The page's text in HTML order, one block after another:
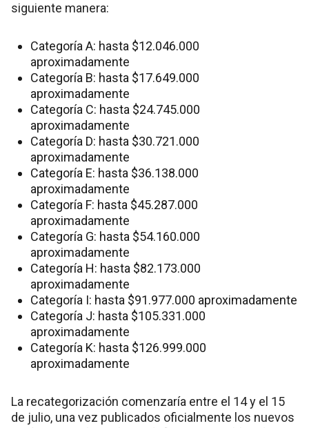
siguiente manera:
Categoría A: hasta $12.046.000
aproximadamente
Categoría B: hasta $17.649.000
aproximadamente
Categoría C: hasta $24.745.000
aproximadamente
Categoría D: hasta $30.721.000
aproximadamente
Categoría E: hasta $36.138.000
aproximadamente
Categoría F: hasta $45.287.000
aproximadamente
Categoría G: hasta $54.160.000
aproximadamente
Categoría H: hasta $82.173.000
aproximadamente
Categoría I: hasta $91.977.000 aproximadamente
Categoría J: hasta $105.331.000
aproximadamente
Categoría K: hasta $126.999.000
aproximadamente
La recategorización comenzaría entre el 14 y el 15
de julio, una vez publicados oficialmente los nuevos